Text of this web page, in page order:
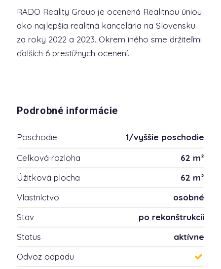
RADO Reality Group je ocenená Realitnou úniou
ako najlepšia realitná kancelária na Slovensku
za roky 2022 a 2023. Okrem iného sme držiteľmi
ďalších 6 prestížnych ocenení.
Podrobné informácie
Poschodie
1/vyššie poschodie
Celková rozloha
62 m²
Úžitková plocha
62 m²
Vlastníctvo
osobné
Stav
po rekonštrukcii
Status
aktívne
Odvoz odpadu